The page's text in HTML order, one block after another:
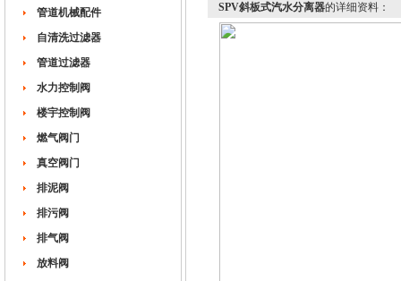
管道机械配件
自清洗过滤器
管道过滤器
水力控制阀
楼宇控制阀
燃气阀门
真空阀门
排泥阀
排污阀
排气阀
放料阀
SPV斜板式汽水分离器的详细资料：